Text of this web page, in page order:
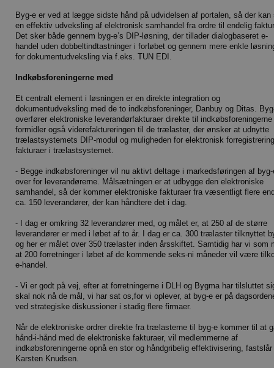
Byg-e er ved at lægge sidste hånd på udvidelsen af portalen, så der kan
en effektiv udveksling af elektronisk samhandel fra ordre til endelig
Det sker både gennem byg-e’s DIP-løsning, der tillader dialogbaseret e-
handel uden dobbeltindtastninger i forløbet og gennem mere enkle
for dokumentudveksling via f.eks. TUN EDI.
Indkøbsforeningerne med
Et centralt element i løsningen er en direkte integration og
dokumentudveksling med de to indkøbsforeninger, Danbuy og Ditas.
overfører elektroniske leverandørfakturaer direkte til indkøbsforeningerne
formidler også viderefaktureringen til de trælaster, der ønsker at udnytte
trælastsystemets DIP-modul og muligheden for elektronisk
fakturaer i trælastsystemet.
- Begge indkøbsforeninger vil nu aktivt deltage i markedsføringen af byg-
over for leverandørerne. Målsætningen er at udbygge den elektroniske
samhandel, så der kommer elektroniske fakturaer fra væsentligt flere
ca. 150 leverandører, der kan håndtere det i dag.
- I dag er omkring 32 leverandører med, og målet er, at 250 af de større
leverandører er med i løbet af to år. I dag er ca. 300 trælaster tilknyttet
og her er målet over 350 trælaster inden årsskiftet. Samtidig har vi som
at 200 forretninger i løbet af de kommende seks-ni måneder vil være
e-handel.
- Vi er godt på vej, efter at forretningerne i DLH og Bygma har tilsluttet
skal nok nå de mål, vi har sat os,for vi oplever, at byg-e er på
ved strategiske diskussioner i stadig flere firmaer.
Når de elektroniske ordrer direkte fra trælasterne til byg-e kommer til at
hånd-i-hånd med de elektroniske fakturaer, vil medlemmerne af
indkøbsforeningerne opnå en stor og håndgribelig effektivisering, fastslår
Karsten Knudsen.